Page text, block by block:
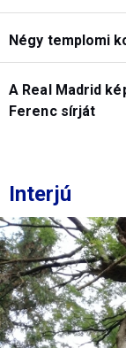
Négy templomi
A Real Madrid
Ferenc sírját
Interjú